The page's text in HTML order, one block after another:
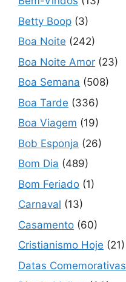
Betty Boop (3)
Boa Noite (242)
Boa Noite Amor (23)
Boa Semana (508)
Boa Tarde (336)
Boa Viagem (19)
Bob Esponja (26)
Bom Dia (489)
Bom Feriado (1)
Carnaval (13)
Casamento (60)
Cristianismo Hoje (21)
Datas Comemorativas